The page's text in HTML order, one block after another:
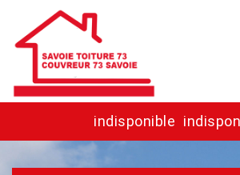
indisponible